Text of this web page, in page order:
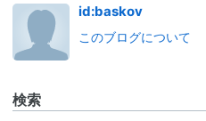
id:baskov
このブログについて
検索